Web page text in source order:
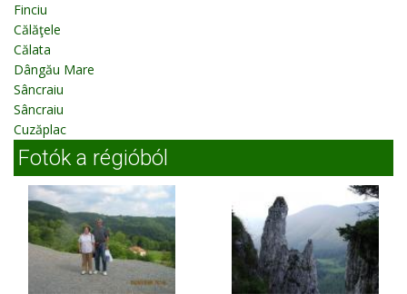
Finciu
Călăţele
Călata
Dângău Mare
Sâncraiu
Sâncraiu
Cuzăplac
Fotók a régióból